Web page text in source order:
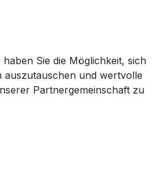
Sie die Möglichkeit, sich
auszutauschen und wertvolle
Partnergemeinschaft zu